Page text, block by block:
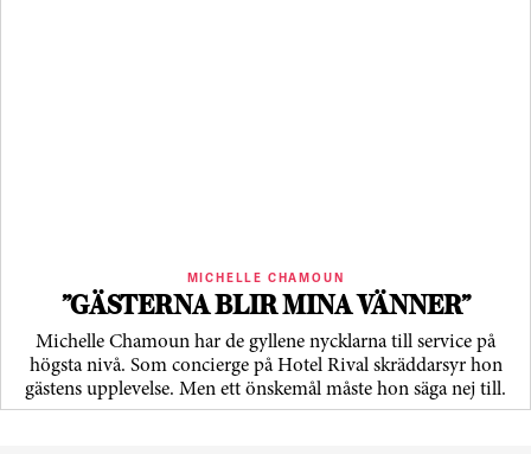
MICHELLE CHAMOUN
”GÄSTERNA BLIR MINA VÄNNER”
Michelle Chamoun har de gyllene nycklarna till service på
högsta nivå. Som concierge på Hotel Rival skräddarsyr hon
gästens upp­levelse. Men ett önskemål måste hon säga nej till.